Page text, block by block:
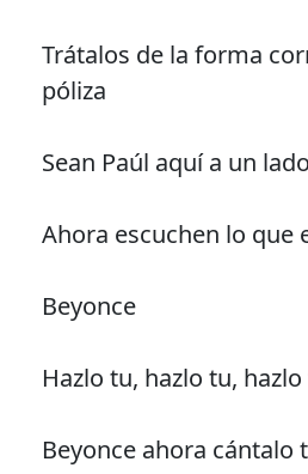
Trátalos de la forma
póliza
Sean Paúl aquí a un lado
Ahora escuchen lo que
Beyonce
Hazlo tu, hazlo tu, hazlo
Beyonce ahora cántalo